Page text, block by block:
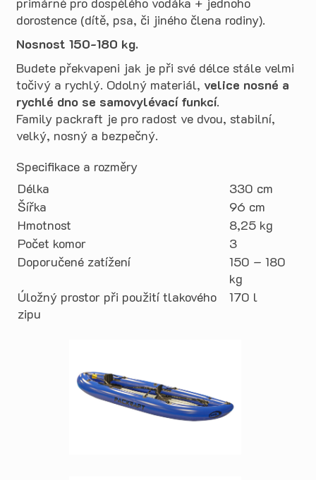
dorostence (dítě, psa, či jiného člena rodiny).
Nosnost 150-180 kg.
Budete překvapeni jak je při své délce stále velmi
točivý a rychlý. Odolný materiál, velice nosné a
rychlé dno se samovylévací funkcí.
Family packraft je pro radost ve dvou, stabilní,
velký, nosný a bezpečný.
Specifikace a rozměry
Délka
330 cm
Šířka
96 cm
Hmotnost
8,25 kg
Počet komor
3
Doporučené zatížení
150 – 180
kg
Úložný prostor při použití tlakového
zipu
170 l